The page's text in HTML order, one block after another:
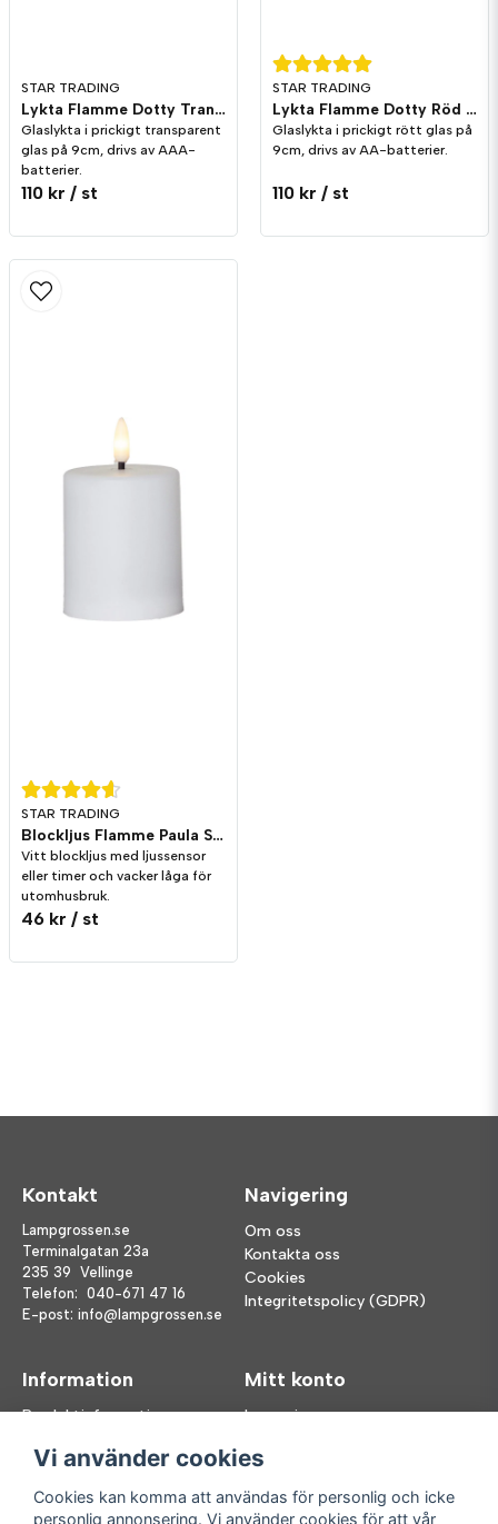
STAR TRADING
Lykta Flamme Dotty Transparent 9cm
Glaslykta i prickigt transparent
glas på 9cm, drivs av AAA-
batterier.
110 kr / st
STAR TRADING
Lykta Flamme Dotty Röd 9cm
Glaslykta i prickigt rött glas på
9cm, drivs av AA-batterier.
110 kr / st
STAR TRADING
Blockljus Flamme Paula Sensor/Timer 10cm Vit
Vitt blockljus med ljussensor
eller timer och vacker låga för
utomhusbruk.
46 kr / st
Kontakt
Lampgrossen.se
Terminalgatan 23a
235 39 Vellinge
Telefon: 040-671 47 16
E-post: info@lampgrossen.se
Navigering
Om oss
Kontakta oss
Cookies
Integritetspolicy (GDPR)
Information
Produktinformation
FAQ
Mitt konto
Logga in
Glömt lösenord?
Vi använder cookies
Cookies kan komma att användas för personlig och icke
personlig annonsering. Vi använder cookies för att vår